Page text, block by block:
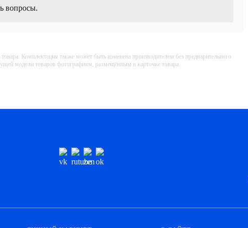
вопросы.
Комплектация также может быть изменена производителем без предварительного
модели товаров фотографиям, размещённым в карточке товара.